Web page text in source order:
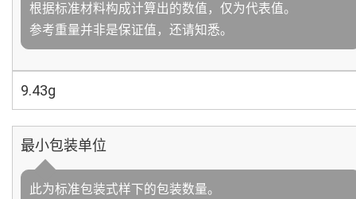
根据标准材料构成计算出的数值，仅为代表值。
参考重量并非是保证值，还请知悉。
9.43g
最小包装单位
此为标准包装式样下的包装数量。